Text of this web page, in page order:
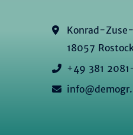
Konrad-
18057
+49 381